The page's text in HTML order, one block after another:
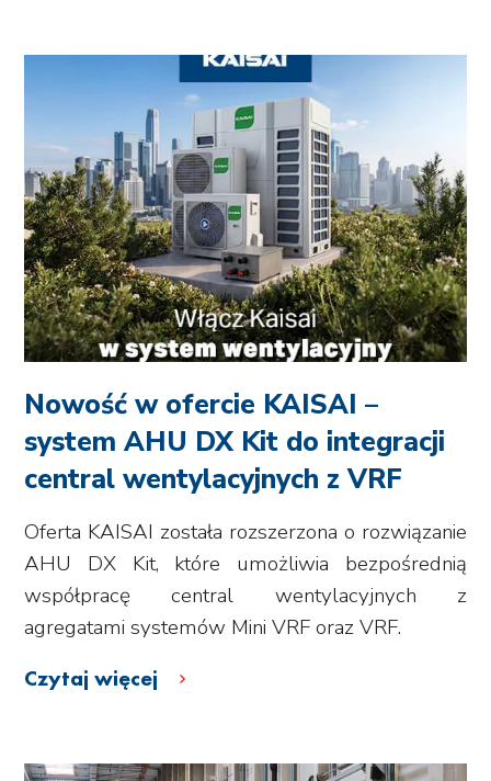
Nowość w ofercie KAISAI –
system AHU DX Kit do integracji
central wentylacyjnych z VRF
Oferta KAISAI została rozszerzona o rozwiązanie
AHU DX Kit, które umożliwia bezpośrednią
współpracę central wentylacyjnych z
agregatami systemów Mini VRF oraz VRF.
Czytaj więcej